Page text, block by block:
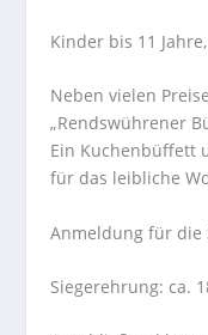
Kinder bis 11
Neben vielen
„Rendswührener
Ein Kuchenbüffett
für das leibliche
Anmeldung für die
Siegerehrung: ca.